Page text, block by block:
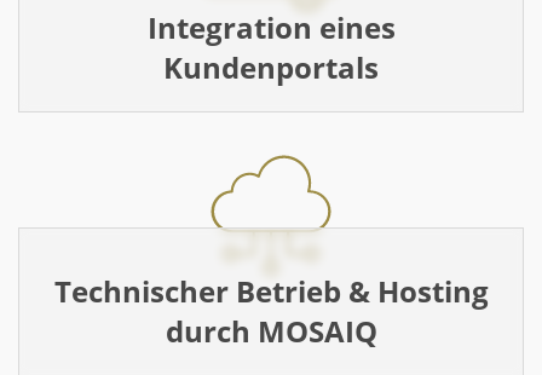
Integration eines
Kundenportals
Technischer Betrieb & Hosting
durch MOSAIQ